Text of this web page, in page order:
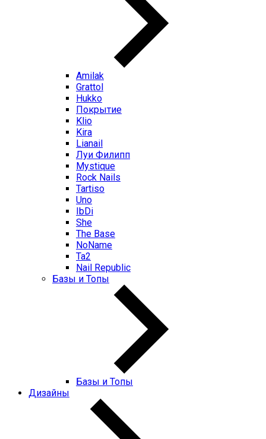
Amilak
Grattol
Hukko
Покрытие
Klio
Kira
Lianail
Луи Филипп
Mystique
Rock Nails
Tartiso
Uno
IbDi
She
The Base
NoName
Ta2
Nail Republic
Базы и Топы
Базы и Топы
Дизайны